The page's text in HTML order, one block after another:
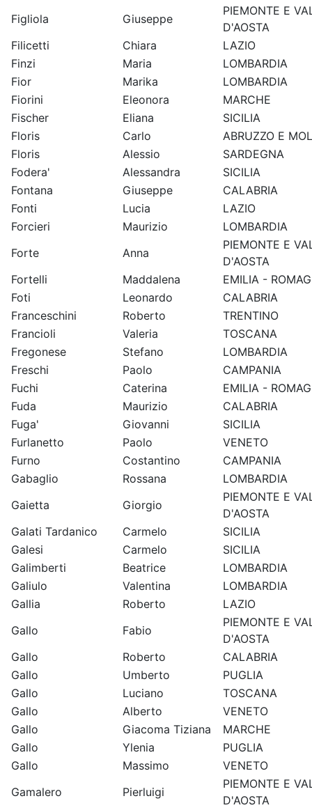
Figliola
Giuseppe
PIEMONTE E
D'AOSTA
Filicetti
Chiara
LAZIO
Finzi
Maria
LOMBARDIA
Fior
Marika
LOMBARDIA
Fiorini
Eleonora
MARCHE
Fischer
Eliana
SICILIA
Floris
Carlo
ABRUZZO E
Floris
Alessio
SARDEGNA
Fodera'
Alessandra
SICILIA
Fontana
Giuseppe
CALABRIA
Fonti
Lucia
LAZIO
Forcieri
Maurizio
LOMBARDIA
Forte
Anna
PIEMONTE E
D'AOSTA
Fortelli
Maddalena
EMILIA -
Foti
Leonardo
CALABRIA
Franceschini
Roberto
TRENTINO
Francioli
Valeria
TOSCANA
Fregonese
Stefano
LOMBARDIA
Freschi
Paolo
CAMPANIA
Fuchi
Caterina
EMILIA -
Fuda
Maurizio
CALABRIA
Fuga'
Giovanni
SICILIA
Furlanetto
Paolo
VENETO
Furno
Costantino
CAMPANIA
Gabaglio
Rossana
LOMBARDIA
Gaietta
Giorgio
PIEMONTE E
D'AOSTA
Galati Tardanico
Carmelo
SICILIA
Galesi
Carmelo
SICILIA
Galimberti
Beatrice
LOMBARDIA
Galiulo
Valentina
LOMBARDIA
Gallia
Roberto
LAZIO
Gallo
Fabio
PIEMONTE E
D'AOSTA
Gallo
Roberto
CALABRIA
Gallo
Umberto
PUGLIA
Gallo
Luciano
TOSCANA
Gallo
Alberto
VENETO
Gallo
Giacoma Tiziana
MARCHE
Gallo
Ylenia
PUGLIA
Gallo
Massimo
VENETO
Gamalero
Pierluigi
PIEMONTE E
D'AOSTA